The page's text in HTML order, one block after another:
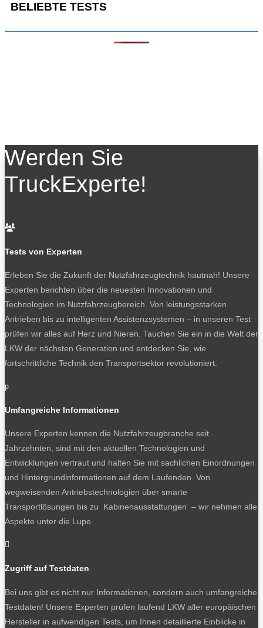
BELIEBTE TESTS
Werden Sie
TruckExperte!

Tests von Experten
Erleben Sie die Zukunft der Nutzfahrzeugtechnik hautnah! Unsere
Experten berichten über die neuesten Innovationen und
Technologien im Nutzfahrzeugbereich. Von leistungsstarken
Antrieben bis zu intelligenten Assistenzsystemen – in unseren Test
prüfen wir alles auf Herz und Nieren. Tauchen Sie ein in die Welt der
LKW der nächsten Generation und entdecken Sie, wie
fortschrittliche Technik den Transportsektor revolutioniert.
p
Umfangreiche Informationen
Unsere Experten kennen die Nutzfahrzeugbranche seit
Jahrzehnten, sind mit den aktuellen Technologien und
Entwicklungen vertraut und halten Sie mit sachlichen Einordnungen
und Hintergrundinformationen auf dem Laufenden. Von
wegweisenden Antriebstechnologien über smarte
Transportlösungen bis zu Kabinenausstattungen – wir nehmen alle
Aspekte unter die Lupe.

Zugriff auf Testdaten
Bei uns gibt es nicht nur Informationen, sondern auch umfangreiche
Testdaten! Unsere Experten prüfen laufend LKW aller europäischen
Hersteller in aufwendigen Tests, um Ihnen detaillierte Einblicke in